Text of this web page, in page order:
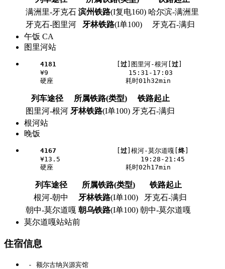
满洲里-牙克石 滨州铁路(I复电160) 哈尔滨-满洲里
牙克石-图里河
牙林铁路(I单100)
牙克石-满归
午饭 CA
图里河站
4181 过 ]图里河-根河[ 过
    ¥9                    15:31-17:03
列车途径 所属铁路(类型)
铁路起止
图里河-根河 牙林铁路(I单100) 牙克石-满归
根河站
晚饭
4167 过 ]根河-莫尔道嘎[ 终
    ¥13.5                    19:28-21:45
列车途径 所属铁路(类型)
铁路起止
根河-朝中
牙林铁路(I单100)
牙克石-满归
朝中-莫尔道嘎 朝乌铁路(I单100) 朝中-莫尔道嘎
莫尔道嘎站站前
住宿信息
- 额尔古纳兴源宾馆